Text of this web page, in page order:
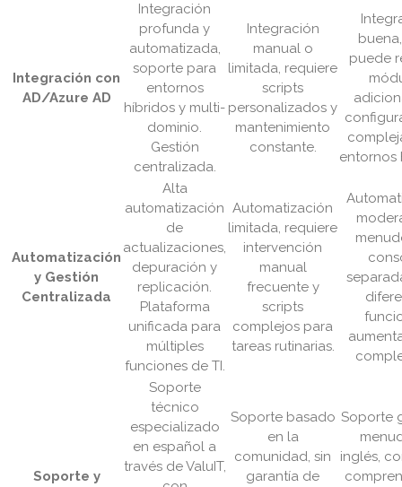
Integración con
AD/Azure AD
Integración
profunda y
automatizada,
soporte para
entornos
híbridos y multi-
dominio.
Gestión
centralizada.
Integración
manual o
limitada, requiere
scripts
personalizados y
mantenimiento
constante.
puede
entornos
Automatización
y Gestión
Centralizada
Alta
automatización
de
actualizaciones,
depuración y
replicación.
Plataforma
unificada para
múltiples
funciones de TI.
Automatización
limitada, requiere
intervención
manual
frecuente y
scripts
complejos para
tareas rutinarias.
Soporte y
Soporte
técnico
especializado
en español a
través de ValuIT,
Soporte basado
en la
comunidad, sin
garantía de
Soporte
inglés,